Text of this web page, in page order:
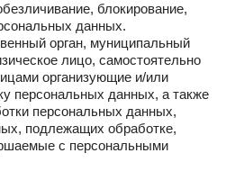
блокирование,
данных.
орган, муниципальный
лицо, самостоятельно
организующие и/или
персональных данных, а также
персональных данных,
подлежащих обработке,
с персональными